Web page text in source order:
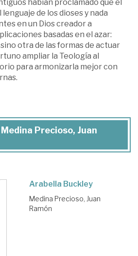
habían proclamado que el
de los dioses y nada
en un Dios creador a
basadas en el azar:
otra de las formas de actuar
ampliar la Teología al
para armonizarla mejor con
Precioso, Juan
Arabella Buckley
Medina Precioso, Juan
Ramón